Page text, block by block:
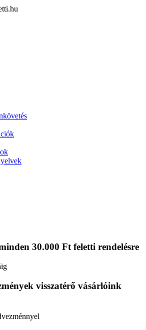
30.000 Ft feletti rendelésre
visszatérő vásárlóink